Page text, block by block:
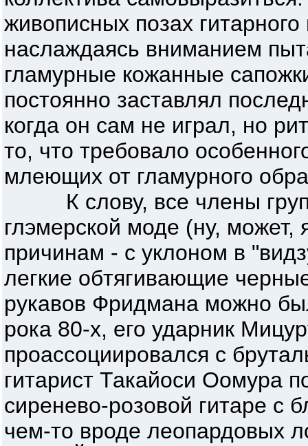
живописных позах
наслаждаясь вниманием
гламурные кожанные
постоянно заставлял
когда он сам не играл, но
то, что требовало
млеющих от гламурного
К слову, все члены
глэмерской моде (ну,
причинам - с уклоном в
легкие обтягивающие
рукавов Фридмана можно
рока 80-х, его ударник
проассоциировался с
гитарист Такайоси Оомура
сиренево-розовой гитаре с
чем-то вроде леопардовых